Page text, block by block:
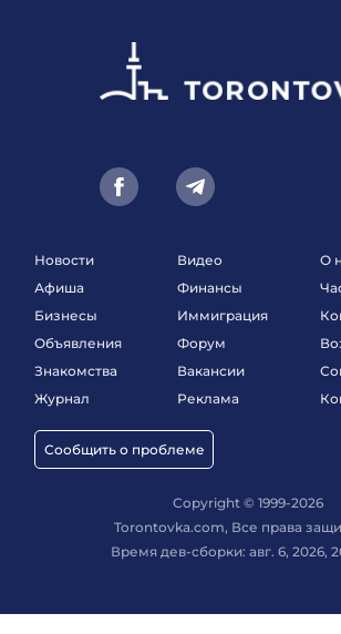
Новости
Афиша
Бизнесы
Объявления
Знакомства
Журнал
Сообщить о проблеме
Видео
Финансы
Иммиграция
Форум
Вакансии
Реклама
О
Copyright © 1999-2026
Torontovka.com, Все права
Время дев-сборки: авг. 6, 2026,